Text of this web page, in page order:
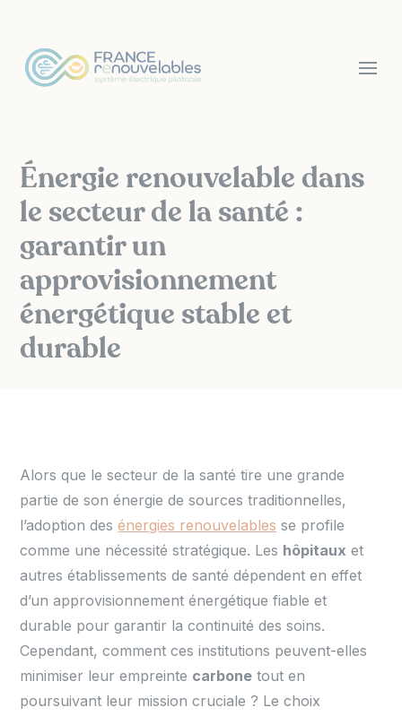
Énergie renouvelable dans
le secteur de la santé :
garantir un
approvisionnement
énergétique stable et
durable
Alors que le secteur de la santé tire une grande
partie de son énergie de sources traditionnelles,
l’adoption desénergies renouvelables se profile
comme une nécessité stratégique. Les hôpitaux et
autres établissements de santé dépendent en effet
d’un approvisionnement énergétique fiable et
durable pour garantir la continuité des soins.
Cependant, comment ces institutions peuvent-elles
minimiser leur empreinte carbone tout en
poursuivant leur mission cruciale ? Le choix